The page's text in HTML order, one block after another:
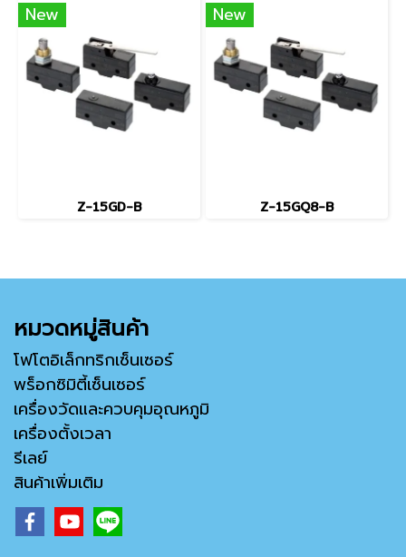
New
Z-15GD-B
New
Z-15GQ8-B
หมวดหมู่สินค้า
โฟโตอิเล็กทริกเซ็นเซอร์
พร็อกซิมิตี้เซ็นเซอร์
เครื่องวัดและควบคุมอุณหภูมิ
เครื่องตั้งเวลา
รีเลย์
สินค้าเพิ่มเติม